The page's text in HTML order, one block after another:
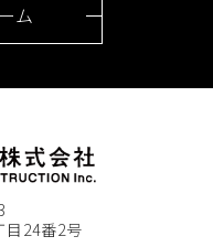
ム
目24番2号